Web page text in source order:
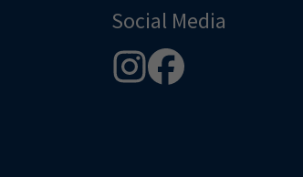
Social Media